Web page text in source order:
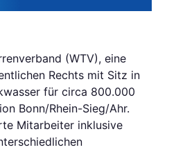
(WTV), eine
Rechts mit Sitz in
für circa 800.000
Bonn/Rhein-Sieg/Ahr.
Mitarbeiter inklusive